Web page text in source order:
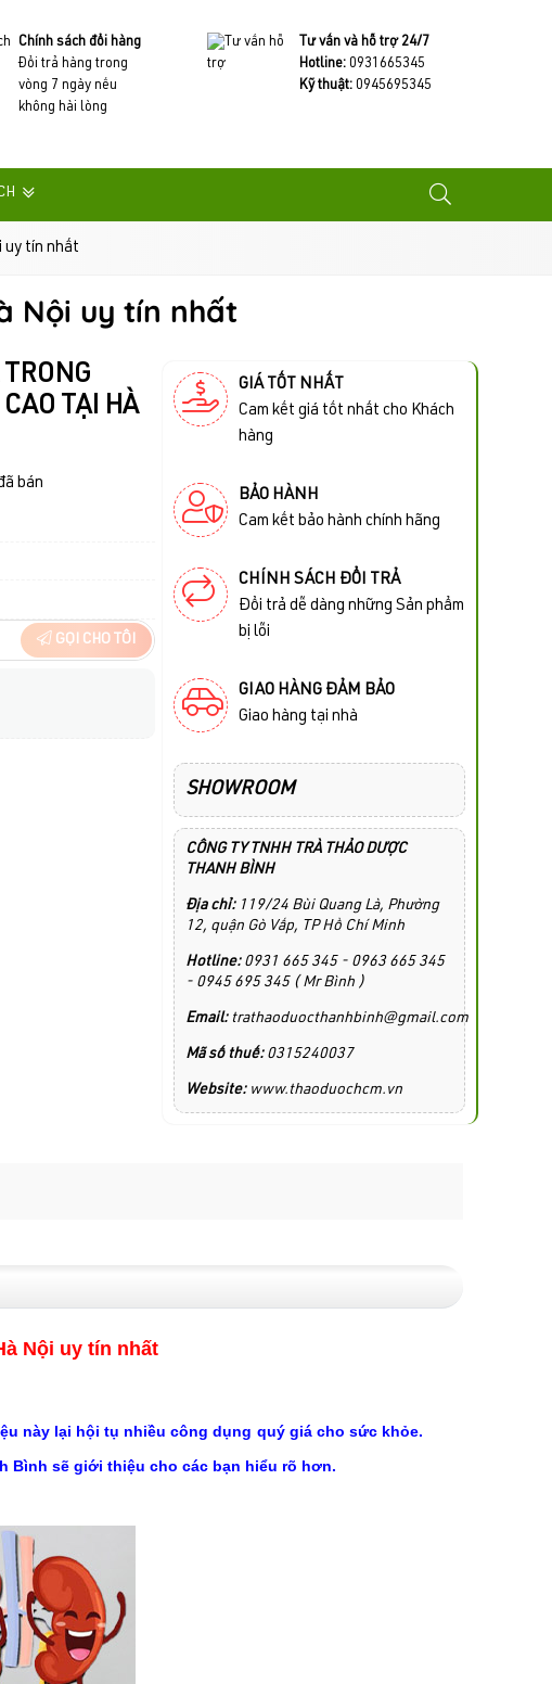
Chính sách đổi hàng
Đổi trả hàng trong
vòng 7 ngày nếu
không hài lòng
Tư vấn và hỗ trợ 24/7
Hotline:0931665345
Kỹ thuật: 0945695345
uy tín nhất
Nội uy tín nhất
TẠI HÀ
bán
GỌI CHO TÔI
GIÁ TỐT NHẤT
Cam kết giá tốt nhất cho Khách
hàng
BẢO HÀNH
Cam kết bảo hành chính hãng
CHÍNH SÁCH ĐỔI TRẢ
Đổi trả dễ dàng những Sản phẩm
bị lỗi
GIAO HÀNG ĐẢM BẢO
Giao hàng tại nhà
SHOWROOM
CÔNG TY TNHH TRÀ THẢO DƯỢC
THANH BÌNH
Địa chỉ:119/24 Bùi Quang Là, Phường
12, quận Gò Vấp, TP Hồ Chí Minh
Hotline:0931 665 345 - 0963 665 345
- 0945 695 345 ( Mr Bình )
Email:trathaoduocthanhbinh@gmail.com
Mã số thuế: 0315240037
Website:www.thaoduochcm.vn
Nội uy tín nhất
này lại hội tụ nhiều công dụng quý giá cho sức khỏe.
Bình sẽ giới thiệu cho các bạn hiểu rõ hơn.